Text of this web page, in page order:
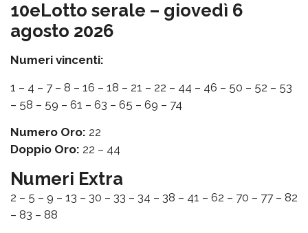
10eLotto serale – giovedì 6
agosto 2026
Numeri vincenti:
1 – 4 – 7 – 8 – 16 – 18 – 21 – 22 – 44 – 46 – 50 – 52 – 53
– 58 – 59 – 61 – 63 – 65 – 69 – 74
Numero Oro: 22
Doppio Oro: 22 – 44
Numeri Extra
2 – 5 – 9 – 13 – 30 – 33 – 34 – 38 – 41 – 62 – 70 – 77 – 82
– 83 – 88